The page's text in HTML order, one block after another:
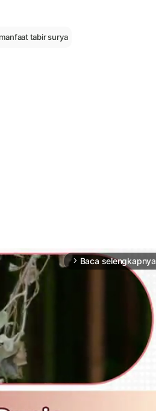
manfaat tabir surya
arrow_forward_ios Baca selengkapnya